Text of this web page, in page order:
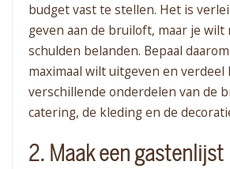
budget vast te stellen. Het is
geven aan de bruiloft, maar je
schulden belanden. Bepaal
maximaal wilt uitgeven en
verschillende onderdelen van de
catering, de kleding en de
2. Maak een gastenlijst